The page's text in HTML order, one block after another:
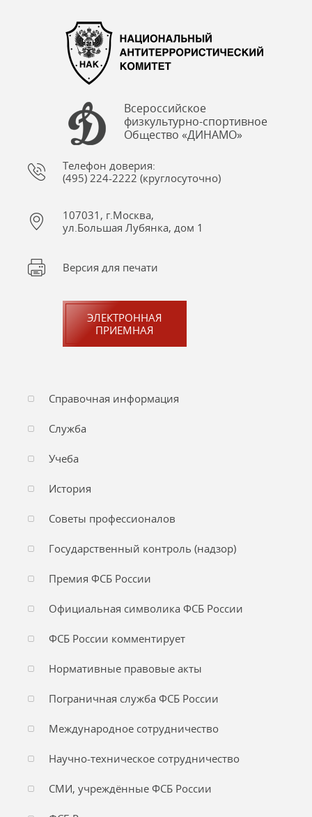
Всероссийское
физкультурно-спортивное
Общество «ДИНАМО»
Телефон доверия:
(495) 224-2222 (круглосуточно)
107031, г.Москва,
ул.Большая Лубянка, дом 1
Версия для печати
ЭЛЕКТРОННАЯ
ПРИЕМНАЯ
Справочная информация
Служба
Учеба
История
Советы профессионалов
Государственный контроль (надзор)
Премия ФСБ России
Официальная символика ФСБ России
ФСБ России комментирует
Нормативные правовые акты
Пограничная служба ФСБ России
Международное сотрудничество
Научно-техническое сотрудничество
СМИ, учреждённые ФСБ России